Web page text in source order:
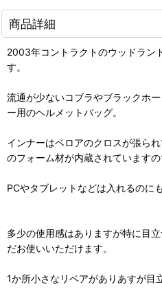
商品詳細
2003年コントラクトのウッドラン
す。
流通が少ないコブラやブラックホ
ー用のヘルメットバッグ。
インナーはベロアのクロスが張ら
のフォーム材が内蔵されています
PCやタブレットなどは入れるのに
多少の使用感はありますが特に目
だお使いいただけます。
1か所小さなリペアがありあすが目